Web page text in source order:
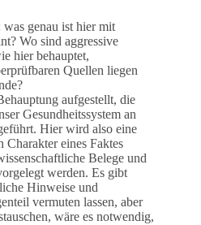
genau ist hier mit
Wo sind aggressive
hier behauptet,
Quellen liegen
aufgestellt, die
Gesundheitssystem an
Hier wird also eine
Charakter eines Faktes
Belege und
werden. Es gibt
Hinweise und
vermuten lassen, aber
wäre es notwendig,